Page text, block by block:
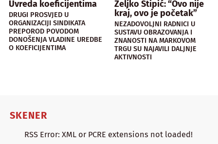
Uvreda koeficijentima
DRUGI PROSVJED U
ORGANIZACIJI SINDIKATA
PREPOROD POVODOM
DONOŠENJA VLADINE UREDBE
O KOEFICIJENTIMA
Željko Stipić: “Ovo nije
kraj, ovo je početak”
NEZADOVOLJNI RADNICI U
SUSTAVU OBRAZOVANJA I
ZNANOSTI NA MARKOVOM
TRGU SU NAJAVILI DALJNJE
AKTIVNOSTI
SKENER
RSS Error: XML or PCRE extensions not loaded!